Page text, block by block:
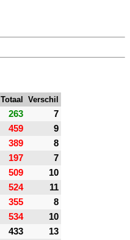
Totaal Verschil
263
7
459
9
389
8
197
7
509
10
524
11
355
8
534
10
433
13